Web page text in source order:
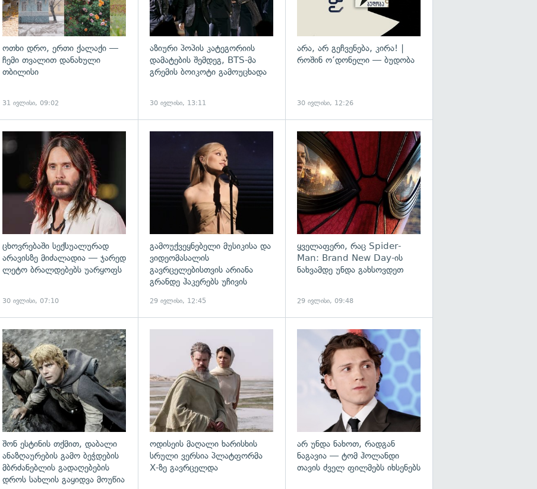
ოთხი დრო, ერთი ქალაქი —
ჩემი თვალით დანახული
თბილისი
31 ივლისი, 09:02
აზიური პოპის კატეგორიის
დამატების შემდეგ, BTS-მა
გრემის ბოიკოტი გამოუცხადა
30 ივლისი, 13:11
არა, არ გეჩვენება, კირა! |
როშინ ო’დონელი — ბუდობა
30 ივლისი, 12:26
ცხოვრებაში სექსუალურად
არავისზე მიძალადია — ჯარედ
ლეტო ბრალდებებს უარყოფს
30 ივლისი, 07:10
გადახედვა
გამოუქვეყნებელი მუსიკისა და
ვიდეომასალის
გავრცელებისთვის არიანა
გრანდე ჰაკერებს უჩივის
29 ივლისი, 12:45
ყველაფერი, რაც Spider-
Man: Brand New Day-ის
ნახვამდე უნდა გახსოვდეთ
29 ივლისი, 09:48
გადახედვა
შონ ესტინის თქმით, დაბალი
ანაზღაურების გამო ბეჭდების
მბრძანებლის გადაღებების
დროს სახლის გაყიდვა მოუწია
გადახედვა
ოდისეის მაღალი ხარისხის
სრული ვერსია პლატფორმა
X-ზე გავრცელდა
არ უნდა ნახოთ, რადგან
ნაგავია — ტომ ჰოლანდი
თავის ძველ ფილმებს იხსენებს